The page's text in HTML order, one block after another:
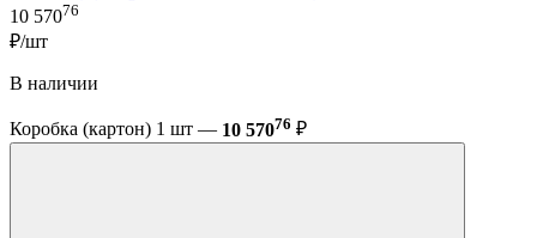
10 57076
₽/шт
В наличии
Коробка (картон) 1 шт — 10 57076 ₽